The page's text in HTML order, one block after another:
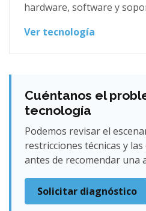
hardware, software y
Ver tecnología
Cuéntanos el
tecnología
Podemos revisar el
restricciones técnicas y
antes de recomendar una
Solicitar diagnóstico